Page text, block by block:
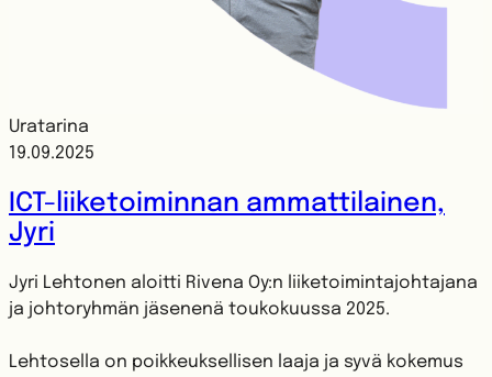
Uratarina
19.09.2025
ICT-liiketoiminnan ammattilainen,
Jyri
Jyri Lehtonen aloitti Rivena Oy:n liiketoimintajohtajana
ja johtoryhmän jäsenenä toukokuussa 2025.
Lehtosella on poikkeuksellisen laaja ja syvä kokemus